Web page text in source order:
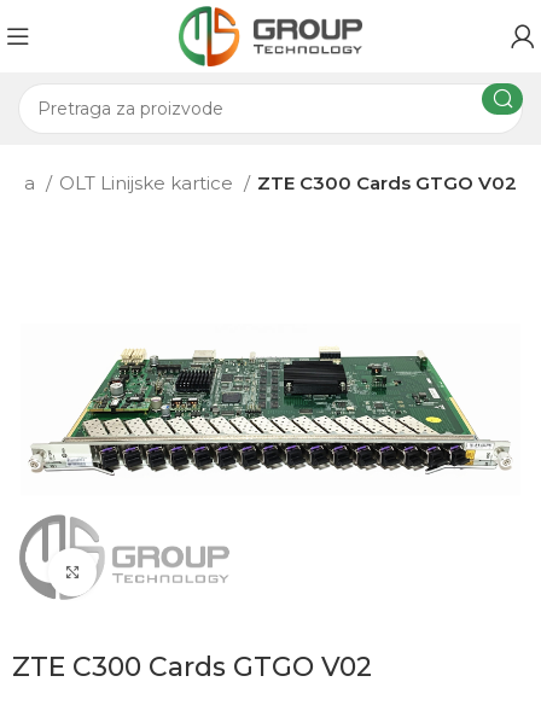
OLT Linijske kartice ZTE C300 Cards GTGO V02
Click to enlarge
ZTE C300 Cards GTGO V02